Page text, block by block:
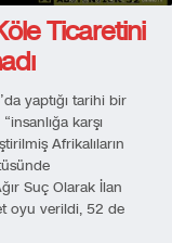
Ticaretini
yaptığı tarihi bir
karşı
Afrikalıların
Suç Olarak İlan
oyu verildi, 52 de